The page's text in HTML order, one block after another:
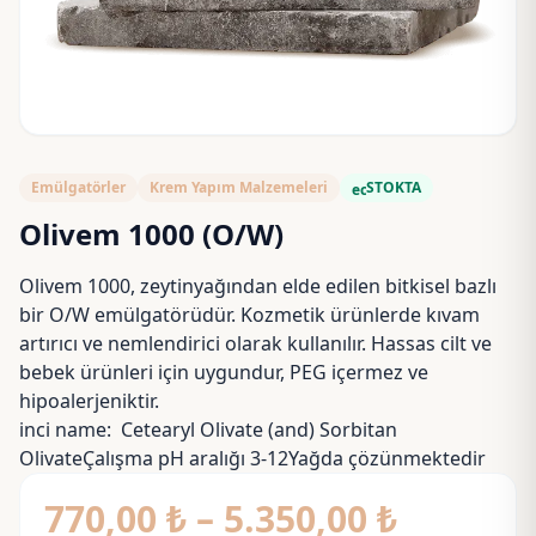
Emülgatörler Krem Yapım Malzemeleri ecoSTOKTA
Olivem 1000 (O/W)
Olivem 1000, zeytinyağından elde edilen bitkisel bazlı
bir O/W emülgatörüdür. Kozmetik ürünlerde kıvam
artırıcı ve nemlendirici olarak kullanılır. Hassas cilt ve
bebek ürünleri için uygundur, PEG içermez ve
hipoalerjeniktir.
inci name: Cetearyl Olivate (and) Sorbitan
OlivateÇalışma pH aralığı 3-12Yağda çözünmektedir
770,00 ₺ – 5.350,00 ₺Fiyat